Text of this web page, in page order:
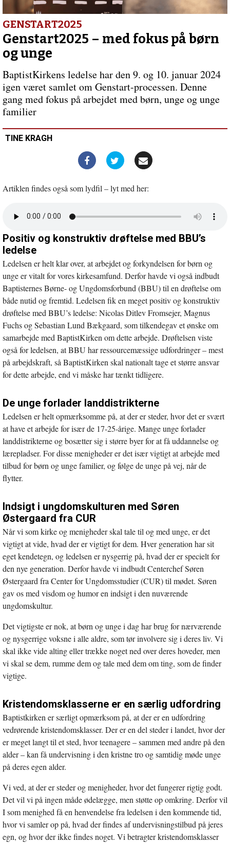
vi
forsvarer?”Forrige
indlæg:
Det
var
mørk
og
kold
aften…
GENSTART2025
Genstart2025 – med fokus på børn
og unge
BaptistKirkens ledelse har den 9. og 10. januar 2024
igen været samlet om Genstart-processen. Denne
gang med fokus på arbejdet med børn, unge og unge
familier
TINE KRAGH
Artiklen findes også som lydfil – lyt med her:
nyt
vindue
Positiv og konstruktiv drøftelse med BBU’s
ledelse
Ledelsen er helt klar over, at arbejdet og forkyndelsen for børn og
unge er vitalt for vores kirkesamfund. Derfor havde vi også indbudt
Baptisternes Børne- og Ungdomsforbund (BBU) til en drøftelse om
både nutid og fremtid. Ledelsen fik en meget positiv og konstruktiv
drøftelse med BBU’s ledelse: Nicolas Ditlev Fromsejer, Magnus
Fuchs og Sebastian Lund Bækgaard, som tilkendegav et ønske om
samarbejde med BaptistKirken om dette arbejde. Drøftelsen viste
også for ledelsen, at BBU har ressourcemæssige udfordringer – mest
på arbejdskraft, så BaptistKirken skal nationalt tage et større ansvar
for dette arbejde, end vi måske har tænkt tidligere.
De unge forlader landdistrikterne
Ledelsen er helt opmærksomme på, at der er steder, hvor det er svært
at have et arbejde for især de 17-25-årige. Mange unge forlader
landdistrikterne og bosætter sig i større byer for at få uddannelse og
lærepladser. For disse menigheder er det især vigtigt at arbejde med
tilbud for børn og unge familier, og følge de unge på vej, når de
flytter.
Indsigt i ungdomskulturen med Søren
Østergaard fra CUR
Når vi som kirke og menigheder skal tale til og med unge, er det
vigtigt at vide, hvad der er vigtigt for dem. Hver generation har sit
eget kendetegn, og ledelsen er nysgerrig på, hvad der er specielt for
den nye generation. Derfor havde vi indbudt Centerchef Søren
Østergaard fra Center for Ungdomsstudier (CUR) til mødet. Søren
gav os med visdom og humor en indsigt i den nuværende
ungdomskultur.
Det vigtigste er nok, at børn og unge i dag har brug for nærværende
og nysgerrige voksne i alle aldre, som tør involvere sig i deres liv. Vi
skal ikke vide alting eller trække noget ned over deres hoveder, men
vi skal se dem, rumme dem og tale med dem om ting, som de finder
vigtige.
Kristendomsklasserne er en særlig udfordring
Baptistkirken er særligt opmærksom på, at der er en udfordring
vedrørende kristendomsklasser. Der er en del steder i landet, hvor der
er meget langt til et sted, hvor teenagere – sammen med andre på den
alder – kan få undervisning i den kristne tro og samtidig møde unge
på deres egen alder.
Vi ved, at der er steder og menigheder, hvor det fungerer rigtig godt.
Det vil vi på ingen måde ødelægge, men støtte op omkring. Derfor vil
I som menighed få en henvendelse fra ledelsen i den kommende tid,
hvor vi samler op på, hvad der findes af undervisningstilbud på jeres
egn, og hvor der ikke findes noget. Vi betragter kristendomsklasser